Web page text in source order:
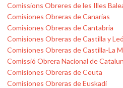
Comissions Obreres de les Illes
Comisiones Obreras de Canarias
Comisiones Obreras de Cantabria
Comisiones Obreras de Castilla y
Comisiones Obreras de Castilla-La
Comissió Obrera Nacional de
Comisiones Obreras de Ceuta
Comisiones Obreras de Euskadi